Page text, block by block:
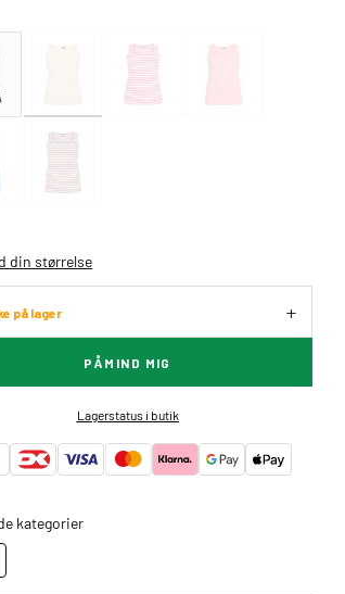
din størrelse
på lager
PÅMIND MIG
Lagerstatus i butik
kategorier